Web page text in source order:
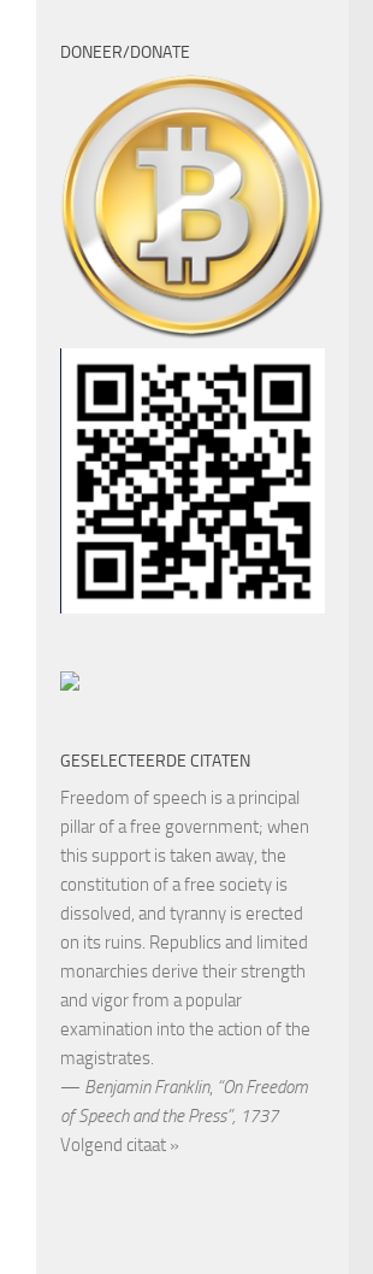
DONEER/DONATE
GESELECTEERDE CITATEN
Freedom of speech is a principal
pillar of a free government; when
this support is taken away, the
constitution of a free society is
dissolved, and tyranny is erected
on its ruins. Republics and limited
monarchies derive their strength
and vigor from a popular
examination into the action of the
magistrates.
— Benjamin Franklin, “On Freedom
of Speech and the Press”, 1737
Volgend citaat »